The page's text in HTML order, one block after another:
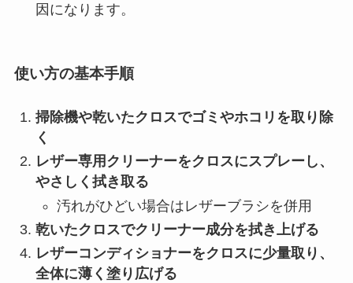
因になります。
使い方の基本手順
掃除機や乾いたクロスでゴミやホコリを取り除
く
レザー専用クリーナーをクロスにスプレーし、
やさしく拭き取る
汚れがひどい場合はレザーブラシを併用
乾いたクロスでクリーナー成分を拭き上げる
レザーコンディショナーをクロスに少量取り、
全体に薄く塗り広げる